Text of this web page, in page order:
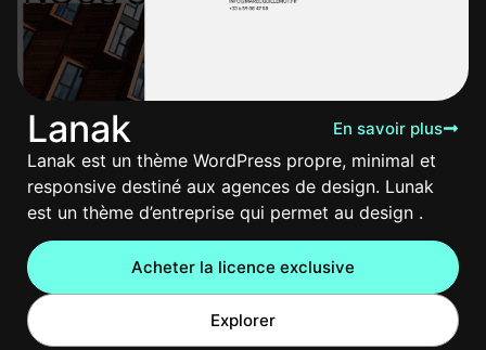
Lanak En savoir plus
Lanak est un thème WordPress propre, minimal et
responsive destiné aux agences de design. Lunak
est un thème d’entreprise qui permet au design .
Acheter la licence exclusive
Explorer